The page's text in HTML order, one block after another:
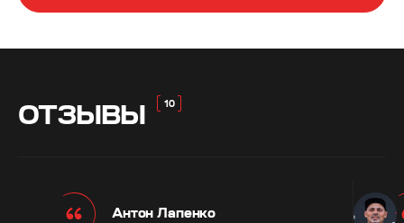
ОТЗЫВЫ
Антон Лапенко